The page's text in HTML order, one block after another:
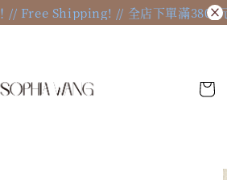
// Free Shipping! // 全店下單滿3800元